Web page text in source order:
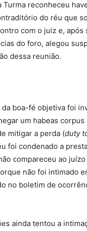
Turma reconheceu
do réu que
com o juiz e, após
do foro, alegou
dessa reunião.
boa-fé objetiva foi
um habeas corpus
mitigar a perda (duty
foi condenado a
compareceu ao
não foi intimado
no boletim de
ainda tentou a